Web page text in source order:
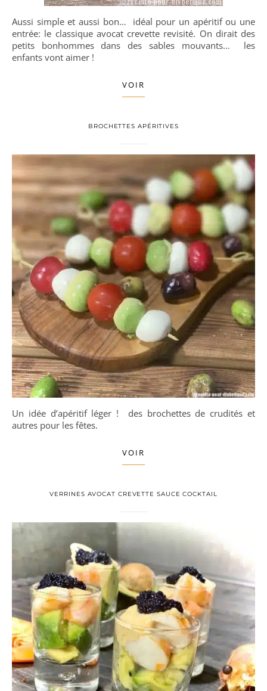
Aussi simple et aussi bon… idéal pour un apéritif ou une
entrée: le classique avocat crevette revisité. On dirait des
petits bonhommes dans des sables mouvants… les
enfants vont aimer !
VOIR
BROCHETTES APÉRITIVES
Un idée d’apéritif léger ! des brochettes de crudités et
autres pour les fêtes.
VOIR
VERRINES AVOCAT CREVETTE SAUCE COCKTAIL